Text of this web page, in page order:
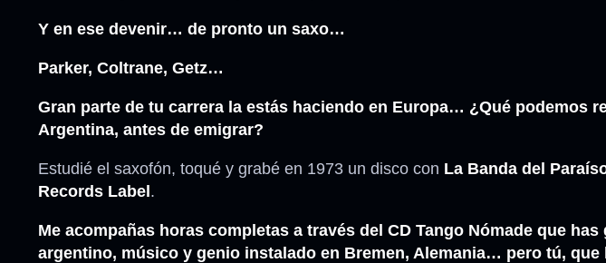
Y en ese devenir… de pronto un saxo…
Parker, Coltrane, Getz…
Gran parte de tu carrera la estás haciendo en Europa… ¿Qué podemos
Argentina, antes de emigrar?
Estudié el saxofón, toqué y grabé en 1973 un disco con La Banda del
Records Label.
Me acompañas horas completas a través del CD Tango Nómade que
argentino, músico y genio instalado en Bremen, Alemania… pero tú, que